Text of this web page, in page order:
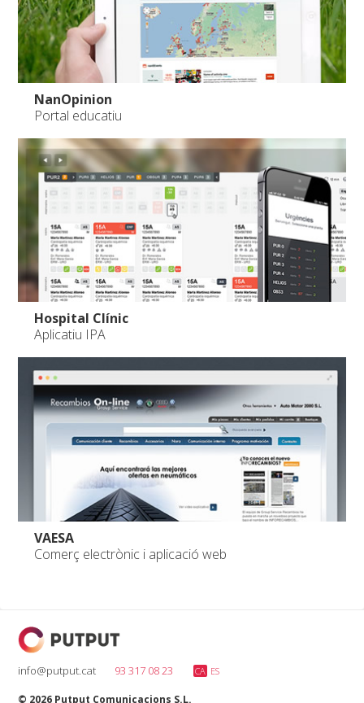
NanOpinion
Portal educatiu
Hospital Clínic
Aplicatiu IPA
VAESA
Comerç electrònic i aplicació web
info@putput.cat 93 317 08 23 CA ES
© 2026 Putput Comunicacions S.L.